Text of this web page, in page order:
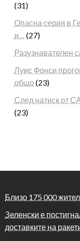
(31)
Опасна серия в
и… (27)
Разузнавателен
Луис Фонси
общо (23)
След натиск от
(23)
Близо 175 000
Зеленски е
доставките на